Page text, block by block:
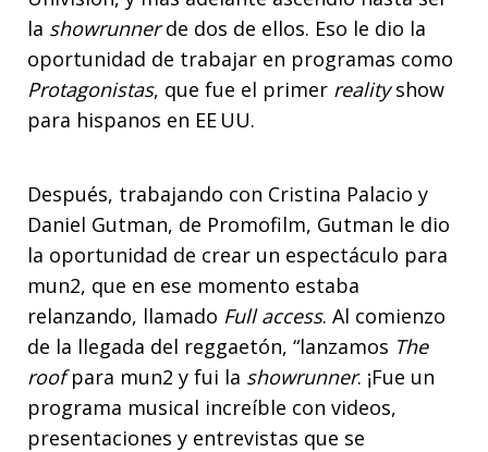
la showrunnerde dos de ellos. Eso le dio la
oportunidad de trabajar en programas como
Protagonistas, que fue el primer realityshow
para hispanos en EE UU.
Después, trabajando con Cristina Palacio y
Daniel Gutman, de Promofilm, Gutman le dio
la oportunidad de crear un espectáculo para
mun2, que en ese momento estaba
relanzando, llamado Full access. Al comienzo
de la llegada del reggaetón, “lanzamos The
roofpara mun2 y fui la showrunner. ¡Fue un
programa musical increíble con videos,
presentaciones y entrevistas que se